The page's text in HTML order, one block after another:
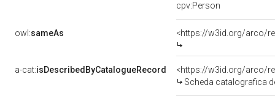
cpv:Person
owl:sameAs <https://w3id.org/arco/
a-cat:isDescribedByCatalogueRecord
<https://w3id.org/arco/
Scheda catalografica